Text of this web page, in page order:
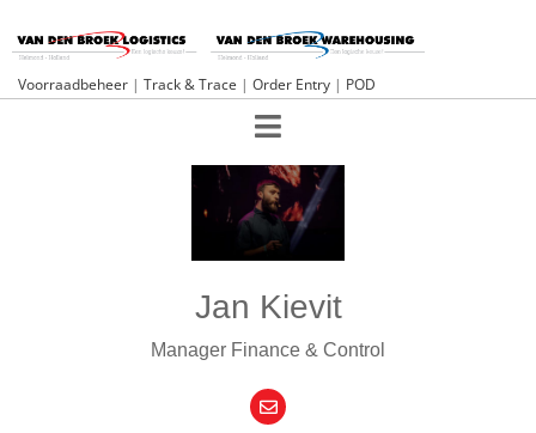
Voorraadbeheer | Track & Trace | Order Entry | POD
Jan Kievit
Manager Finance & Control